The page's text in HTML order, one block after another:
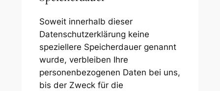
Soweit innerhalb dieser
Datenschutzerklärung keine
speziellere Speicherdauer genannt
wurde, verbleiben Ihre
personenbezogenen Daten bei uns,
bis der Zweck für die